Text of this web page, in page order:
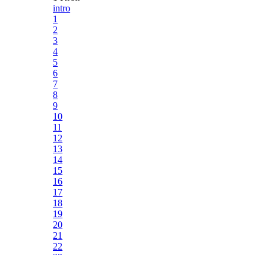
intro
1
2
3
4
5
6
7
8
9
10
11
12
13
14
15
16
17
18
19
20
21
22